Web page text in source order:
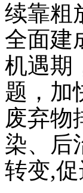
续靠粗
全面建
机遇期
题，加
废弃物
染、后
转变,